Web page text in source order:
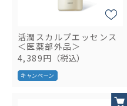
活潤スカルプエッセンス
＜医薬部外品＞
4,389円 （税込）